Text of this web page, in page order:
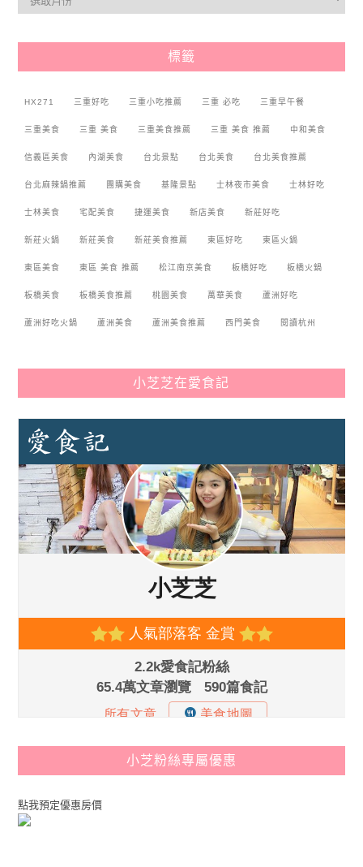
標籤
HX271 三重好吃 三重小吃推薦 三重 必吃 三重早午餐
三重美食 三重 美食 三重美食推薦 三重 美食 推薦 中和美食
信義區美食 內湖美食 台北景點 台北美食 台北美食推薦
台北麻辣鍋推薦 團購美食 基隆景點 士林夜市美食 士林好吃
士林美食 宅配美食 捷運美食 新店美食 新莊好吃
新莊火鍋 新莊美食 新莊美食推薦 東區好吃 東區火鍋
東區美食 東區 美食 推薦 松江南京美食 板橋好吃 板橋火鍋
板橋美食 板橋美食推薦 桃園美食 萬華美食 蘆洲好吃
蘆洲好吃火鍋 蘆洲美食 蘆洲美食推薦 西門美食 閱讀杭州
小芝芝在愛食記
小芝粉絲專屬優惠
點我預定優惠房價